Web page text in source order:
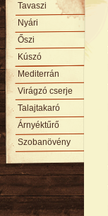
Tavaszi
Nyári
Őszi
Kúszó
Mediterrán
Virágzó cserje
Talajtakaró
Árnyéktűrő
Szobanövény